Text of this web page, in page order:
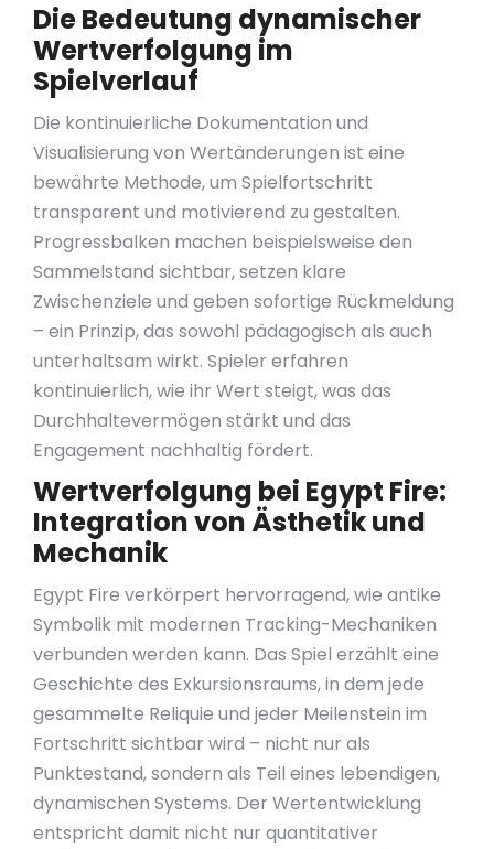
Die Bedeutung dynamischer
Wertverfolgung im
Spielverlauf
Die kontinuierliche Dokumentation und
Visualisierung von Wertänderungen ist eine
bewährte Methode, um Spielfortschritt
transparent und motivierend zu gestalten.
Progressbalken machen beispielsweise den
Sammelstand sichtbar, setzen klare
Zwischenziele und geben sofortige Rückmeldung
– ein Prinzip, das sowohl pädagogisch als auch
unterhaltsam wirkt. Spieler erfahren
kontinuierlich, wie ihr Wert steigt, was das
Durchhaltevermögen stärkt und das
Engagement nachhaltig fördert.
Wertverfolgung bei Egypt Fire:
Integration von Ästhetik und
Mechanik
Egypt Fire verkörpert hervorragend, wie antike
Symbolik mit modernen Tracking-Mechaniken
verbunden werden kann. Das Spiel erzählt eine
Geschichte des Exkursionsraums, in dem jede
gesammelte Reliquie und jeder Meilenstein im
Fortschritt sichtbar wird – nicht nur als
Punktestand, sondern als Teil eines lebendigen,
dynamischen Systems. Der Wertentwicklung
entspricht damit nicht nur quantitativer